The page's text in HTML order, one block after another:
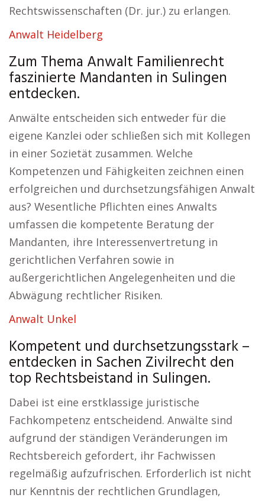
Rechtswissenschaften (Dr. jur.) zu erlangen.
Anwalt Heidelberg
Zum Thema Anwalt Familienrecht
faszinierte Mandanten in Sulingen
entdecken.
Anwälte entscheiden sich entweder für die
eigene Kanzlei oder schließen sich mit Kollegen
in einer Sozietät zusammen. Welche
Kompetenzen und Fähigkeiten zeichnen einen
erfolgreichen und durchsetzungsfähigen Anwalt
aus? Wesentliche Pflichten eines Anwalts
umfassen die kompetente Beratung der
Mandanten, ihre Interessenvertretung in
gerichtlichen Verfahren sowie in
außergerichtlichen Angelegenheiten und die
Abwägung rechtlicher Risiken.
Anwalt Unkel
Kompetent und durchsetzungsstark –
entdecken in Sachen Zivilrecht den
top Rechtsbeistand in Sulingen.
Dabei ist eine erstklassige juristische
Fachkompetenz entscheidend. Anwälte sind
aufgrund der ständigen Veränderungen im
Rechtsbereich gefordert, ihr Fachwissen
regelmäßig aufzufrischen. Erforderlich ist nicht
nur Kenntnis der rechtlichen Grundlagen,